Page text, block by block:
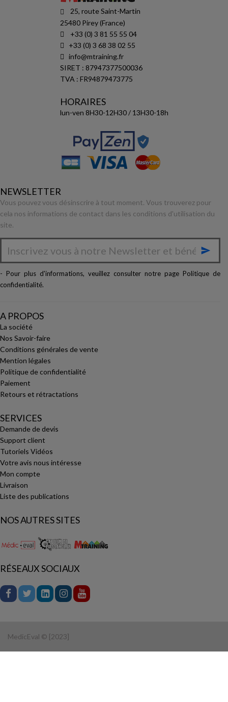
25, route Saint-Martin
25480 Pirey (France)
+33 (0) 3 81 55 55 04
+33 (0) 3 68 38 02 55
info@mtraining.fr
SIRET : 87947377500036
TVA : FR94879473775
HORAIRES
lun-ven 8H30-12H30 / 13H30-18h
NEWSLETTER
Vous pouvez vous désinscrire à tout moment. Vous trouverez pour
cela nos informations de contact dans les conditions d'utilisation du
site.

- Pour plus d'informations, veuillez consulter notre page Politique de
confidentialité.
A PROPOS
La société
Nos Savoir-faire
Conditions générales de vente
Mention légales
Politique de confidentialité
Paiement
Retours et rétractations
SERVICES
Demande de devis
Support client
Tutoriels Vidéos
Votre avis nous intéresse
Mon compte
Livraison
Liste des publications
NOS AUTRES SITES
RÉSEAUX SOCIAUX
MedicEval © [2023]